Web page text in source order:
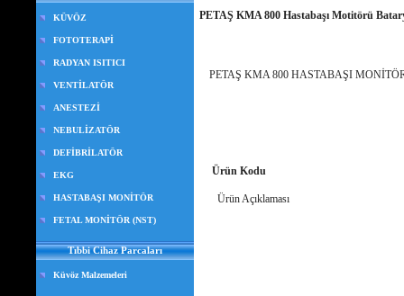
KÜVÖZ
FOTOTERAPİ
RADYAN ISITICI
VENTİLATÖR
ANESTEZİ
NEBULİZATÖR
DEFİBRİLATÖR
EKG
HASTABAŞI MONİTÖR
FETAL MONİTÖR (NST)
Tıbbi Cihaz Parcaları
Küvöz Malzemeleri
PETAŞ KMA 800 Hastabaşı Motitörü
PETAŞ KMA 800 HASTABAŞI
Ürün Kodu
Ürün Açıklaması